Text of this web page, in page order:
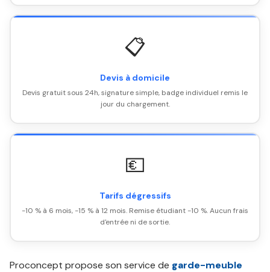
📋
Devis à domicile
Devis gratuit sous 24h, signature simple, badge individuel remis le
jour du chargement.
💶
Tarifs dégressifs
-10 % à 6 mois, -15 % à 12 mois. Remise étudiant -10 %. Aucun frais
d'entrée ni de sortie.
Proconcept propose son service de garde-meuble